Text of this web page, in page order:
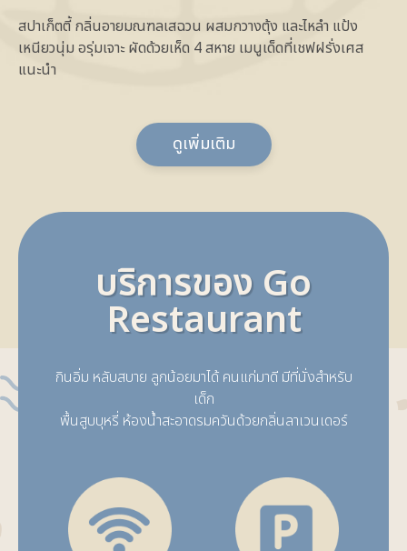
สปาเก็ตตี้ กลิ่นอายมณฑลเสฉวน ผสมกวางตุ้ง และไหลำ แป้ง
เหนียวนุ่ม อรุ่มเจาะ ผัดด้วยเห็ด 4 สหาย เมนูเด็ดที่เชฟฝรั่งเศส
แนะนำ
ดูเพิ่มเติม
บริการของ Go
Restaurant
กินอิ่ม หลับสบาย ลูกน้อยมาได้ คนแก่มาดี มีที่นั่งสำหรับ
เด็ก
พื้นสูบบุหรี่ ห้องน้ำสะอาดรมควันด้วยกลิ่นลาเวนเดอร์